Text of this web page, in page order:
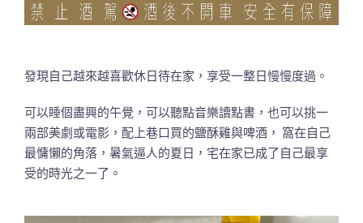
發現自己越來越喜歡休日待在家，享受一整日慢慢度過。
可以睡個盡興的午覺，可以聽點音樂讀點書，也可以挑一
兩部美劇或電影，配上巷口買的鹽酥雞與啤酒， 窩在自己
最慵懶的角落，暑氣逼人的夏日，宅在家已成了自己最享
受的時光之一了。